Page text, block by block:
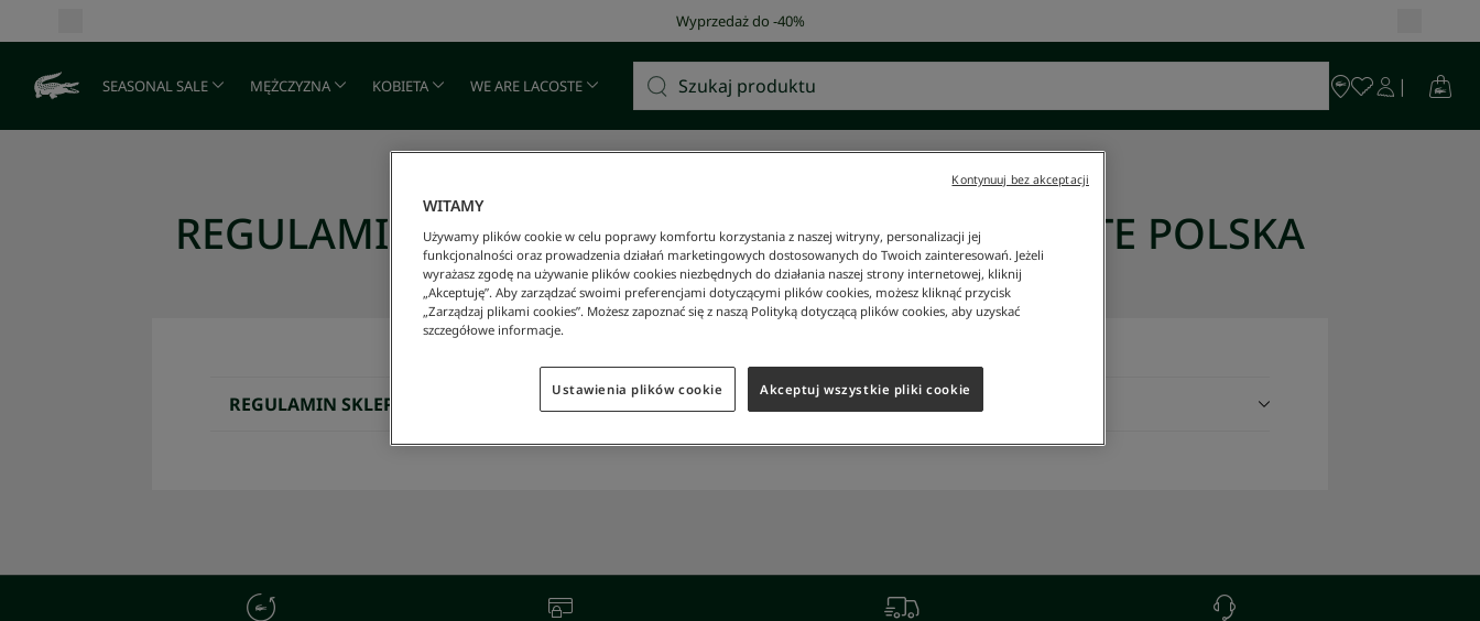
Wyprzedaż do -40%
SEASONAL SALE MĘŻCZYZNA KOBIETA WE ARE LACOSTE
REGULAMIN SKLEPU INTERNETOWEGO LACOSTE POLSKA
REGULAMIN SKLEPU INTERNETOWEGO LACOSTE POLSKA
WITAMY
Używamy plików cookie w celu poprawy komfortu korzystania z naszej witryny, personalizacji jej
funkcjonalności oraz prowadzenia działań marketingowych dostosowanych do Twoich zainteresowań. Jeżeli
wyrażasz zgodę na używanie plików cookies niezbędnych do działania naszej strony internetowej, kliknij
„Akceptuję”. Aby zarządzać swoimi preferencjami dotyczącymi plików cookies, możesz kliknąć przycisk
„Zarządzaj plikami cookies”. Możesz zapoznać się z naszą Polityką dotyczącą plików cookies, aby uzyskać
szczegółowe informacje.
Ustawienia plików cookie Akceptuj wszystkie pliki cookie
Kontynuuj bez akceptacji